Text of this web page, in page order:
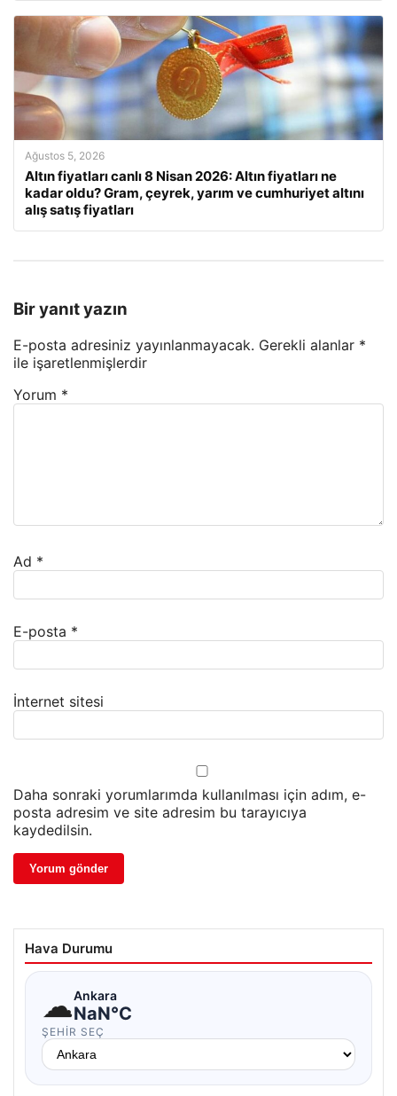
Ağustos 5, 2026
Altın fiyatları canlı 8 Nisan 2026: Altın fiyatları ne
kadar oldu? Gram, çeyrek, yarım ve cumhuriyet altını
alış satış fiyatları
Bir yanıt yazın
E-posta adresiniz yayınlanmayacak. Gerekli alanlar *
ile işaretlenmişlerdir
Yorum *
Ad *
E-posta *
İnternet sitesi
Daha sonraki yorumlarımda kullanılması için adım, e-
posta adresim ve site adresim bu tarayıcıya
kaydedilsin.
Hava Durumu
☁Ankara
NaN°C
ŞEHIR SEÇ